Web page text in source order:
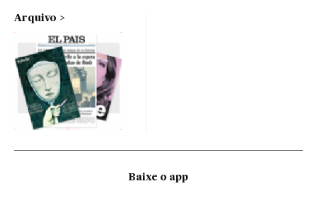
Arquivo
Baixe o app